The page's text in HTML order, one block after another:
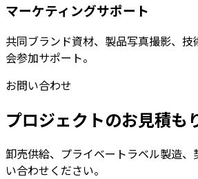
マーケティングサポート
共同ブランド資材、製品写真撮影、
会参加サポート。
お問い合わせ
プロジェクトのお見積も
卸売供給、プライベートラベル製造
い合わせください。